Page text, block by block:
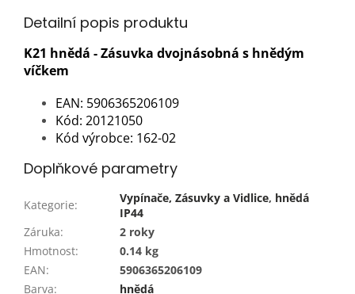
Detailní popis produktu
K21 hnědá - Zásuvka dvojnásobná s hnědým
víčkem
EAN: 5906365206109
Kód: 20121050
Kód výrobce: 162-02
Doplňkové parametry
Kategorie: Vypínače, Zásuvky a Vidlice, hnědá
IP44
Záruka:
2 roky
Hmotnost:
0.14 kg
EAN:
5906365206109
Barva:
hnědá